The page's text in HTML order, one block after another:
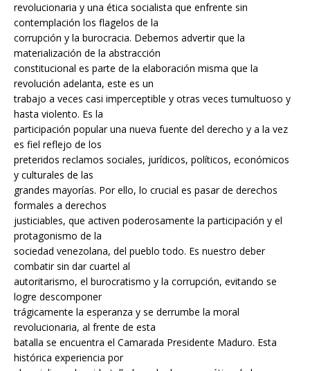
revolucionaria y una ética socialista que enfrente sin
contemplación los flagelos de la
corrupción y la burocracia. Debemos advertir que la
materialización de la abstracción
constitucional es parte de la elaboración misma que la
revolución adelanta, este es un
trabajo a veces casi imperceptible y otras veces tumultuoso y
hasta violento. Es la
participación popular una nueva fuente del derecho y a la vez
es fiel reflejo de los
preteridos reclamos sociales, jurídicos, políticos, económicos
y culturales de las
grandes mayorías. Por ello, lo crucial es pasar de derechos
formales a derechos
justiciables, que activen poderosamente la participación y el
protagonismo de la
sociedad venezolana, del pueblo todo. Es nuestro deber
combatir sin dar cuartel al
autoritarismo, el burocratismo y la corrupción, evitando se
logre descomponer
trágicamente la esperanza y se derrumbe la moral
revolucionaria, al frente de esta
batalla se encuentra el Camarada Presidente Maduro. Esta
histórica experiencia por